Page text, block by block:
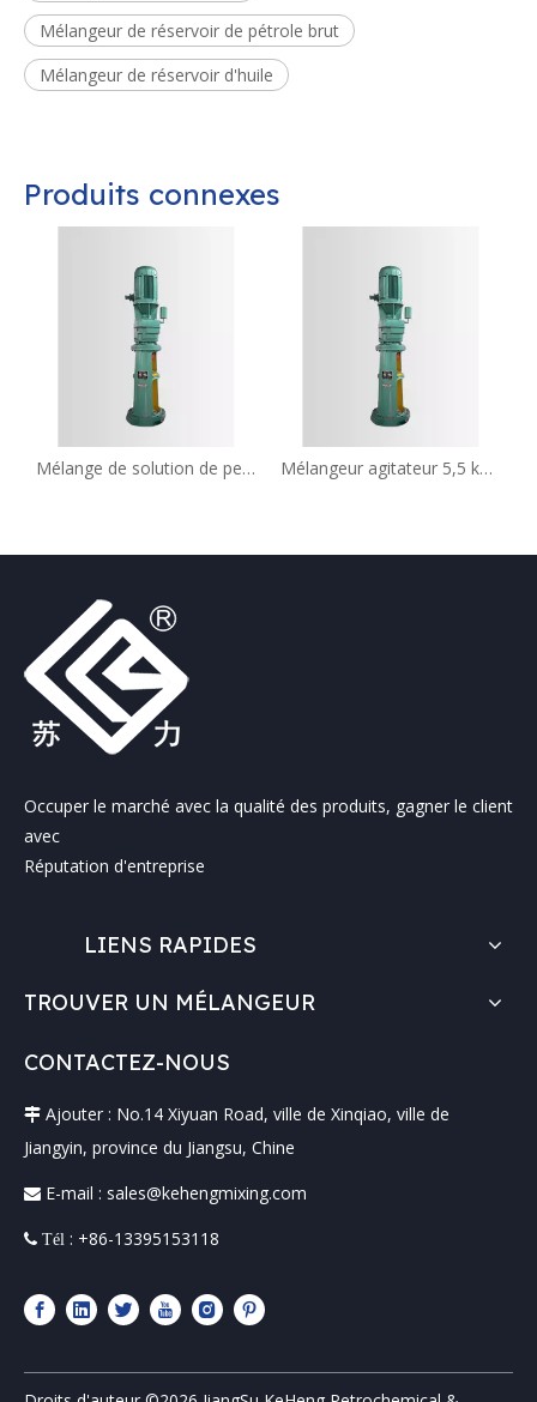
Mélangeur de réservoir de pétrole brut
Mélangeur de réservoir d'huile
Produits connexes
Mélange de solution de perchlorate d'ammonium à 146 tr/min Mélangeur agitateur 5,5 kW pour solvant chimique
Occuper le marché avec la qualité des produits, gagner le client
avec
Réputation d'entreprise
LIENS RAPIDES
TROUVER UN MÉLANGEUR
CONTACTEZ-NOUS
 Ajouter : No.14 Xiyuan Road, ville de Xinqiao, ville de
Jiangyin, province du Jiangsu, Chine
 E-mail : sales@kehengmixing.com
 Tél : +86-13395153118